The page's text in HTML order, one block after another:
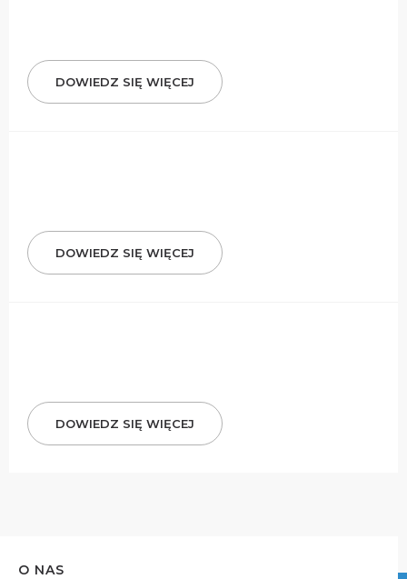
DOWIEDZ SIĘ WIĘCEJ
DOWIEDZ SIĘ WIĘCEJ
DOWIEDZ SIĘ WIĘCEJ
O NAS